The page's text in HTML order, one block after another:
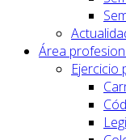
Área
Ejercicio